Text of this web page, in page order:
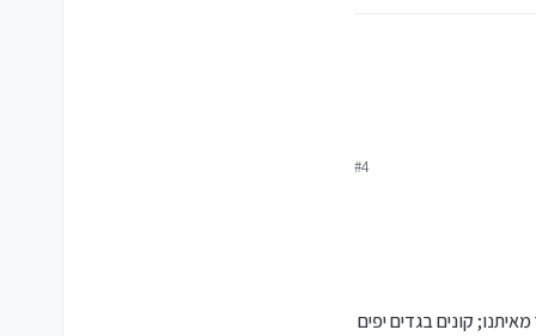
#4
קונים בגדים יפים